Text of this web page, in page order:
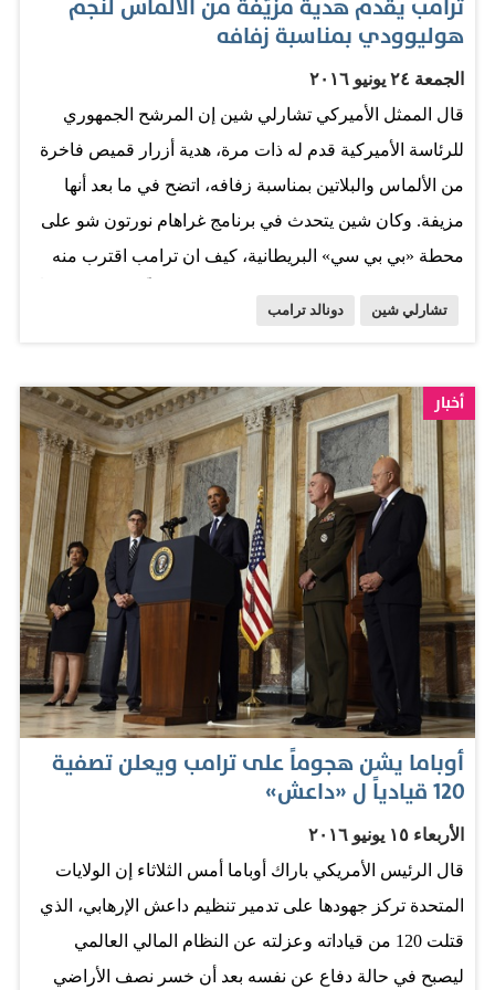
سي نيوز»، في مقابل 39% لمنافسها. (رويترز) المصدر: الخليج
هوليوودي بمناسبة زفافه
الجمعة ٢٤ يونيو ٢٠١٦
قال الممثل الأميركي تشارلي شين إن المرشح الجمهوري
للرئاسة الأميركية قدم له ذات مرة، هدية أزرار قميص فاخرة
من الألماس والبلاتين بمناسبة زفافه، اتضح في ما بعد أنها
مزيفة. وكان شين يتحدث في برنامج غراهام نورتون شو على
محطة «بي بي سي» البريطانية، كيف ان ترامب اقترب منه
في أن يقدم لي هدية بمناسبة زواجي، فخلع أزرار قميصه
وقال لي إنها من الألماس والبلاتين وألحّ عليّ كي أقبلها»
وأضاف شين «بعد مرور ستة أشهر كنت أقوم بتقييم بعض
المجوهرات التي كانت لديّ فتذكرت هدية ترامب. وعندما
ألقت خبيرة المجوهرات نظرة عليها تراجعت مذهولة، وقالت
هذه ليست حقيقية، وفي أفضل حالاتها فإنها من حجارة
الزركون. وأعتقد أن هذه الحادثة تكشف شخصية الرجل»
وعندما سأل مقدم البرنامج شين، عما اذا كان ترامب سينتخب
رئيساً، قال إنه يثق بالناخبين الاميركيين. وقال: «لدي ثقة
كبيرة بأن الشعب الطيب والمحترم سيقوم بالخيار الصحيح،
وأن السيرك سيغادر المدينة قبل أن يلوث المكتب البيضاوي
في البيت الأبيض» المصدر: الإمارات اليوم
تشارلي شين دونالد ترامب
أخبار
أوباما يشن هجوماً على ترامب ويعلن تصفية
120 قيادياً ل «داعش»
الأربعاء ١٥ يونيو ٢٠١٦
قال الرئيس الأمريكي باراك أوباما أمس الثلاثاء إن الولايات
المتحدة تركز جهودها على تدمير تنظيم داعش الإرهابي، الذي
قتلت 120 من قياداته وعزلته عن النظام المالي العالمي
ليصبح في حالة دفاع عن نفسه بعد أن خسر نصف الأراضي